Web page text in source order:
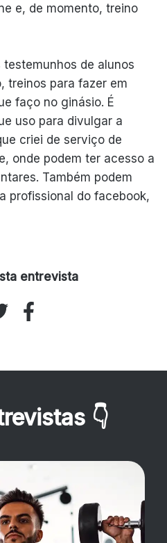
e, de momento, treino
de alunos
treinos para fazer em
faço no ginásio. É
uso para divulgar a
criei de serviço de
onde podem ter acesso a
Também podem
profissional do facebook,
entrevista
👇